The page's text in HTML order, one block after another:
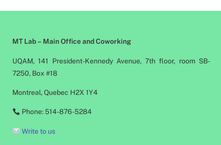
MT Lab – Main Office and Coworking
UQAM, 141 President-Kennedy Avenue, 7th floor, room SB-
7250, Box #18
Montreal, Quebec H2X 1Y4
Phone: 514-876-5284
Write to us